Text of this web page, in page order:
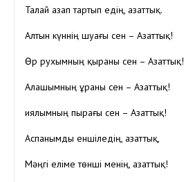
Талай азап тартып едің, азаттық.
Алтын күннің шуағы сен – Азаттық!
Өр рухымның қыраны сен – Азаттық!
Алашымның ұраны сен – Азаттық!
Қиялымның пырағы сен – Азаттық!
Аспанымды еншіледің, азаттық,
Мәңгі еліме төнші менің, азаттық!